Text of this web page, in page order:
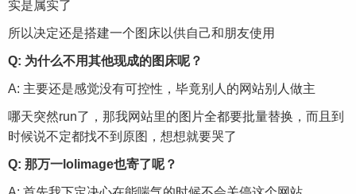
实是属实了
所以决定还是搭建一个图床以供自己和朋友使用
Q: 为什么不用其他现成的图床呢？
A: 主要还是感觉没有可控性，毕竟别人的网站别人做主
哪天突然run了，那我网站里的图片全都要批量替换，而且到
时候说不定都找不到原图，想想就要哭了
Q: 那万一lolimage也寄了呢？